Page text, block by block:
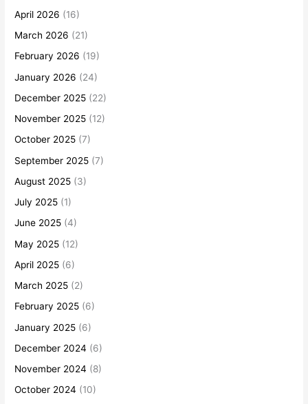
April 2026 (16)
March 2026 (21)
February 2026 (19)
January 2026 (24)
December 2025 (22)
November 2025 (12)
October 2025 (7)
September 2025 (7)
August 2025 (3)
July 2025 (1)
June 2025 (4)
May 2025 (12)
April 2025 (6)
March 2025 (2)
February 2025 (6)
January 2025 (6)
December 2024 (6)
November 2024 (8)
October 2024 (10)